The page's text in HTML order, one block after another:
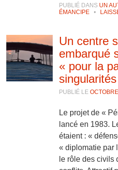
PUBLIÉ DANS UN
ÉMANCIPE
•
Un centre
embarqué
« pour la
PUBLIÉ LE
Le projet de «
lancé en 1983.
étaient : «
« diplomatie par
le rôle des civils